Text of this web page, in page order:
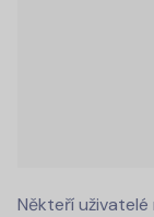
Někteří